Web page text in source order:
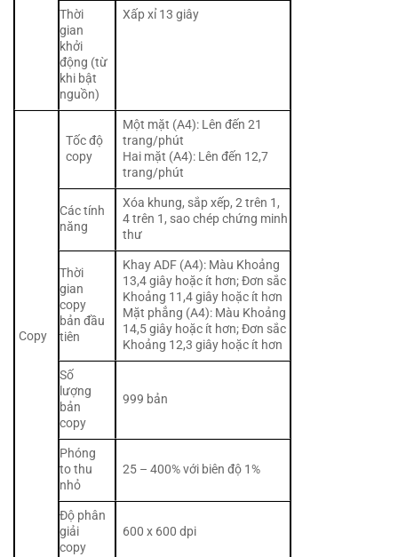
Thời
gian
khởi
động (từ
khi bật
nguồn)
Xấp xỉ 13 giây
Copy
Tốc độ
copy
Một mặt (A4): Lên đến 21
trang/phút
Hai mặt (A4): Lên đến 12,7
trang/phút
Các tính
năng
Xóa khung, sắp xếp, 2 trên 1,
4 trên 1, sao chép chứng minh
thư
Thời
gian
copy
bản đầu
tiên
Khay ADF (A4): Màu Khoảng
13,4 giây hoặc ít hơn; Đơn sắc
Khoảng 11,4 giây hoặc ít hơn
Mặt phẳng (A4): Màu Khoảng
14,5 giây hoặc ít hơn; Đơn sắc
Khoảng 12,3 giây hoặc ít hơn
Số
lượng
bản
copy
999 bản
Phóng
to thu
nhỏ
25 – 400% với biên độ 1%
Độ phân
giải
copy
600 x 600 dpi